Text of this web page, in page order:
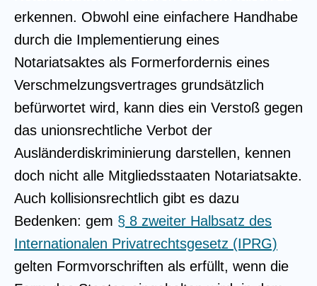
erkennen. Obwohl eine einfachere Handhabe
durch die Implementierung eines
Notariatsaktes als Formerfordernis eines
Verschmelzungsvertrages grundsätzlich
befürwortet wird, kann dies ein Verstoß gegen
das unionsrechtliche Verbot der
Ausländerdiskriminierung darstellen, kennen
doch nicht alle Mitgliedsstaaten Notariatsakte.
Auch kollisionsrechtlich gibt es dazu
Bedenken: gem § 8 zweiter Halbsatz des
Internationalen Privatrechtsgesetz (IPRG)
gelten Formvorschriften als erfüllt, wenn die